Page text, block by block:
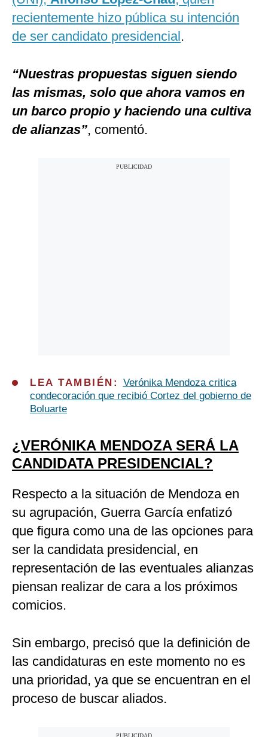
recientemente hizo pública su intención
de ser candidato presidencial.
“Nuestras propuestas siguen siendo
las mismas, solo que ahora vamos en
un barco propio y haciendo una cultiva
de alianzas”, comentó.
LEA TAMBIÉN: Verónika Mendoza critica
condecoración que recibió Cortez del gobierno de
Boluarte
¿VERÓNIKA MENDOZA SERÁ LA
CANDIDATA PRESIDENCIAL?
Respecto a la situación de Mendoza en
su agrupación, Guerra García enfatizó
que figura como una de las opciones para
ser la candidata presidencial, en
representación de las eventuales alianzas
piensan realizar de cara a los próximos
comicios.
Sin embargo, precisó que la definición de
las candidaturas en este momento no es
una prioridad, ya que se encuentran en el
proceso de buscar aliados.